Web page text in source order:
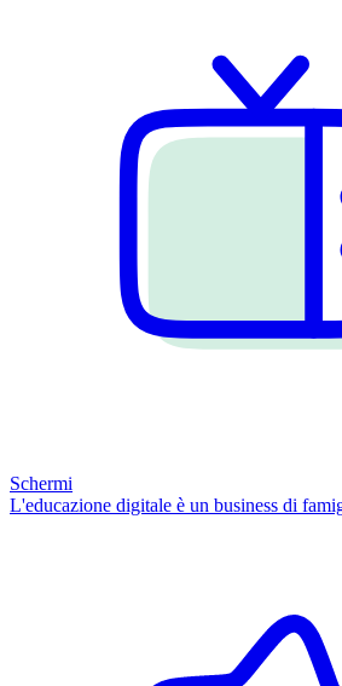
Schermi
L'educazione digitale è un business di